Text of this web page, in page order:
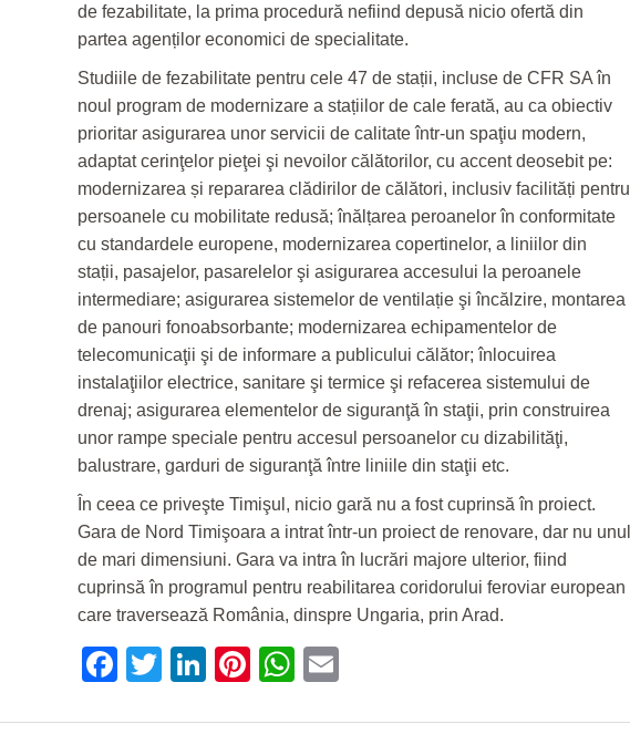
de fezabilitate, la prima procedură nefiind depusă nicio ofertă din
partea agenților economici de specialitate.
Studiile de fezabilitate pentru cele 47 de stații, incluse de CFR SA în
noul program de modernizare a stațiilor de cale ferată, au ca obiectiv
prioritar asigurarea unor servicii de calitate într-un spaţiu modern,
adaptat cerinţelor pieţei şi nevoilor călătorilor, cu accent deosebit pe:
modernizarea și repararea clădirilor de călători, inclusiv facilități pentru
persoanele cu mobilitate redusă; înălțarea peroanelor în conformitate
cu standardele europene, modernizarea copertinelor, a liniilor din
stații, pasajelor, pasarelelor şi asigurarea accesului la peroanele
intermediare; asigurarea sistemelor de ventilație şi încălzire, montarea
de panouri fonoabsorbante; modernizarea echipamentelor de
telecomunicaţii şi de informare a publicului călător; înlocuirea
instalaţiilor electrice, sanitare şi termice şi refacerea sistemului de
drenaj; asigurarea elementelor de siguranţă în staţii, prin construirea
unor rampe speciale pentru accesul persoanelor cu dizabilităţi,
balustrare, garduri de siguranţă între liniile din staţii etc.
În ceea ce priveşte Timişul, nicio gară nu a fost cuprinsă în proiect.
Gara de Nord Timişoara a intrat într-un proiect de renovare, dar nu unul
de mari dimensiuni. Gara va intra în lucrări majore ulterior, fiind
cuprinsă în programul pentru reabilitarea coridorului feroviar european
care traversează România, dinspre Ungaria, prin Arad.
Facebook
Twitter
LinkedIn
Pinterest
WhatsApp